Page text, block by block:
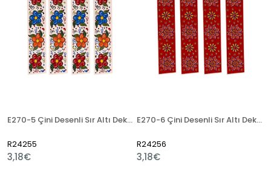
E270-5 Çini Desenli Sır Altı Dekal 3x23 cm
R24255
3,18€
E270-6 Çini Desenli Sır Altı Dekal 3x23 cm
R24256
3,18€